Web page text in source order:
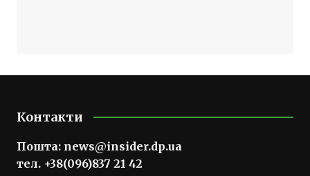
Контакти
Пошта: news@insider.dp.ua
тел. +38(096)837 21 42